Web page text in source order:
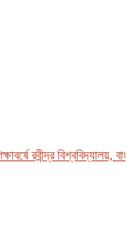
রবীন্দ্র বিশ্ববিদ্যালয়,